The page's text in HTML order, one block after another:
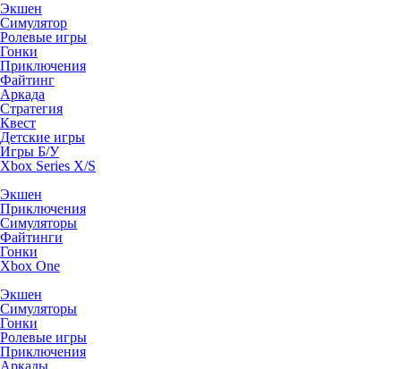
Экшен
Симулятор
Ролевые игры
Гонки
Приключения
Файтинг
Аркада
Стратегия
Квест
Детские игры
Игры Б/У
Xbox Series X/S
Экшен
Приключения
Симуляторы
Файтинги
Гонки
Xbox One
Экшен
Симуляторы
Гонки
Ролевые игры
Приключения
Аркады